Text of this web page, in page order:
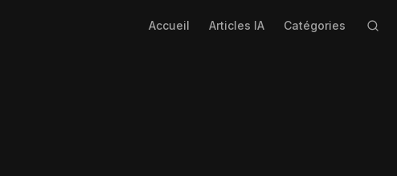
Accueil Articles IA Catégories